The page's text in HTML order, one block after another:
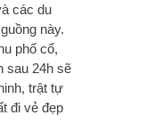
các du
này.
phố cổ,
sau 24h sẽ
trật tự
đi vẻ đẹp